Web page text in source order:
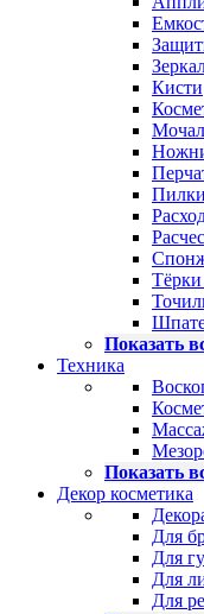
Кисти
Показать
Техника
Показать
Декор косметика
Для
Для
Для
Для